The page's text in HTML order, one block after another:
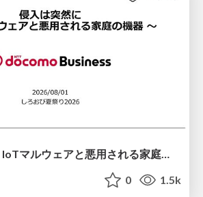
侵入は突然に 〜 IoTマルウェアと悪用される家庭の機器 ～ / When Intrusion Strikes: IoT Malware and the Abuse of Home Devices
0 1.5k